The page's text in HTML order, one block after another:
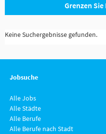
Grenzen
Keine Suchergebnisse gefunden.
Jobsuche
Alle Jobs
Alle Städte
Alle Berufe
Alle Berufe nach Stadt